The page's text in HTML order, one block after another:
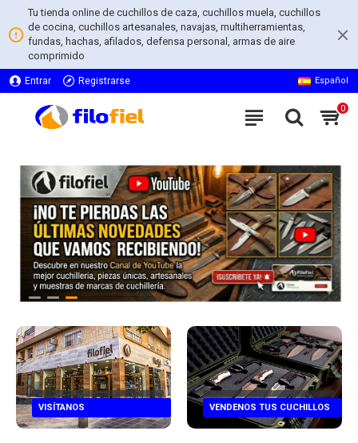
Tu tienda online de cuchillos de caza, cuchillos muela, cuchillos
de cocina, cuchillos artesanales, navajas, multiherramientas,
fundas, hachas, afilados, defensa personal, armas de aire
comprimido
Entrar Registrarse Español
0
VISÍTANOS VENDENOS TUS CUCHILLOS